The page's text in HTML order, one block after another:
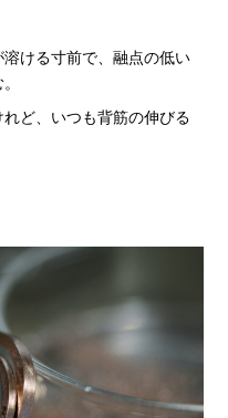
ける寸前で、融点の低い
ど、いつも背筋の伸びる